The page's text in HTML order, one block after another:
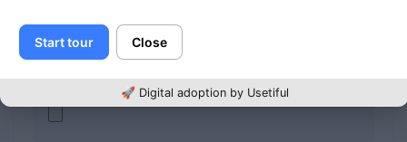
Start tour Close
🚀 Digital adoption by Usetiful